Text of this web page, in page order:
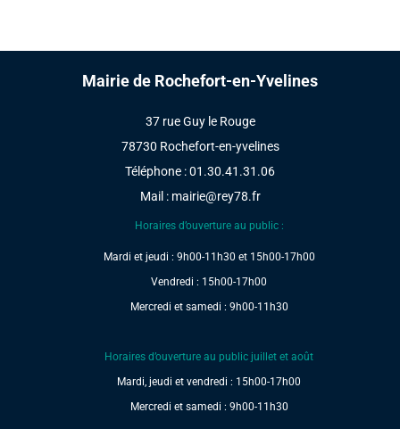
Mairie de Rochefort-en-Yvelines
37 rue Guy le Rouge
78730 Rochefort-en-yvelines
Téléphone : 01.30.41.31.06
Mail : mairie@rey78.fr
Horaires d’ouverture au public :
Mardi et jeudi : 9h00-11h30 et 15h00-17h00
Vendredi : 15h00-17h00
Mercredi et samedi : 9h00-11h30
Horaires d’ouverture au public juillet et août
Mardi, jeudi et vendredi : 15h00-17h00
Mercredi et samedi : 9h00-11h30